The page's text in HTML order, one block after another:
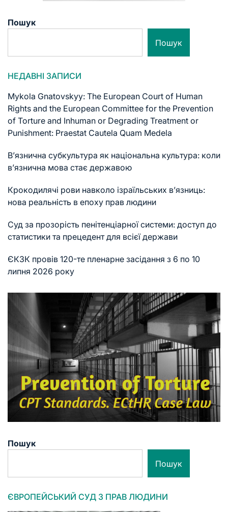
Пошук
Пошук
НЕДАВНІ ЗАПИСИ
Mykola Gnatovskyy: The European Court of Human
Rights and the European Committee for the Prevention
of Torture and Inhuman or Degrading Treatment or
Punishment: Praestat Cautela Quam Medela
В’язнична субкультура як національна культура: коли
в’язнична мова стає державою
Крокодилячі рови навколо ізраїльських в’язниць:
нова реальність в епоху прав людини
Суд за прозорість пенітенціарної системи: доступ до
статистики та прецедент для всієї держави
ЄКЗК провів 120-те пленарне засідання з 6 по 10
липня 2026 року
Пошук
Пошук
ЄВРОПЕЙСЬКИЙ СУД З ПРАВ ЛЮДИНИ